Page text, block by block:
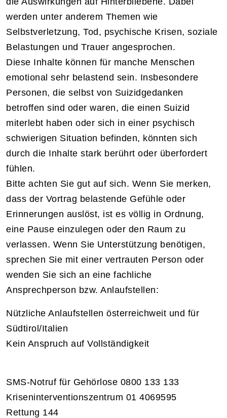
werden unter anderem Themen wie
Selbstverletzung, Tod, psychische Krisen, soziale
Belastungen und Trauer angesprochen.
Diese Inhalte können für manche Menschen
emotional sehr belastend sein. Insbesondere
Personen, die selbst von Suizidgedanken
betroffen sind oder waren, die einen Suizid
miterlebt haben oder sich in einer psychisch
schwierigen Situation befinden, könnten sich
durch die Inhalte stark berührt oder überfordert
fühlen.
Bitte achten Sie gut auf sich. Wenn Sie merken,
dass der Vortrag belastende Gefühle oder
Erinnerungen auslöst, ist es völlig in Ordnung,
eine Pause einzulegen oder den Raum zu
verlassen. Wenn Sie Unterstützung benötigen,
sprechen Sie mit einer vertrauten Person oder
wenden Sie sich an eine fachliche
Ansprechperson bzw. Anlaufstellen:
Nützliche Anlaufstellen österreichweit und für
Südtirol/Italien
Kein Anspruch auf Vollständigkeit
SMS-Notruf für Gehörlose 0800 133 133
Kriseninterventionszentrum 01 4069595
Rettung 144